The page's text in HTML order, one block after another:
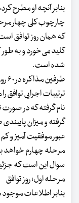
بنابر آنچه او مطرح
چارچوب کلی چهار
شده است.
نام گرفته که در صورت
گرفته و میزان
عبور موفقیت آمیز و
مرحله چهارم خواهد
سوال این است که
مرحله اول؛ روز توافق
بنابر اطلاعات